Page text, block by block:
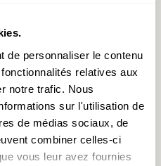
de personnaliser le contenu
relatives aux
notre trafic. Nous
sur l'utilisation de
de médias sociaux, de
combiner celles-ci
vous leur avez fournies
Source : STATEC